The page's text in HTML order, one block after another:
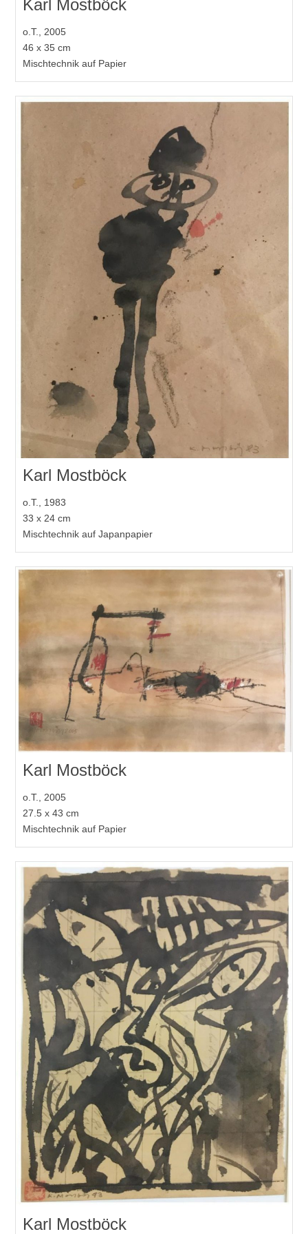
Karl Mostböck
o.T., 2005
46 x 35 cm
Mischtechnik auf Papier
Karl Mostböck
o.T., 1983
33 x 24 cm
Mischtechnik auf Japanpapier
Karl Mostböck
o.T., 2005
27.5 x 43 cm
Mischtechnik auf Papier
Karl Mostböck